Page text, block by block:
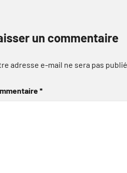
un commentaire
adresse e-mail ne sera pas
*